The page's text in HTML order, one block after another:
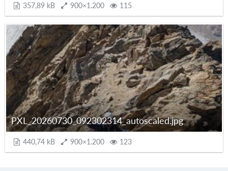
357,89 kB 900×1.200 115
PXL_20260730_092302314_autoscaled.jpg
440,74 kB 900×1.200 123